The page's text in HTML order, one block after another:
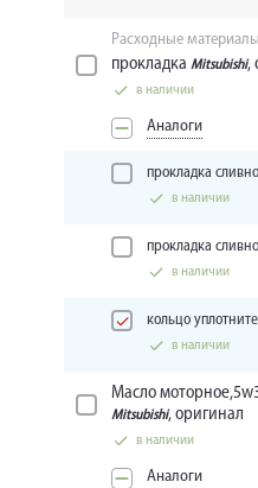
Расходные
прокладка Mitsubishi,
в наличии
Аналоги
прокладка
в наличии
прокладка
в наличии
кольцо
в наличии
Масло
Mitsubishi, оригинал
в наличии
Аналоги